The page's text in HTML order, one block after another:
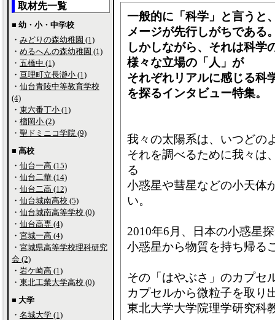
一般的に「科学」と言うと
メージが先行しがちであ
しかしながら、それは科学
様々な立場の「人」が
それぞれリアルに感じる科
を探るインタビュー特集。
我々の太陽系は、いつどの
それを調べるために我々は
る
小惑星や彗星などの小天体
い。
2010年6月、日本の小惑星
小惑星から物質を持ち帰る
その「はやぶさ」のカプセ
カプセルから微粒子を取り
東北大学大学院理学研究科
取材先一覧
■ 幼・小・中学校
・ みどりの森幼稚園 (1)
・ めるへんの森幼稚園 (1)
・ 五橋中 (1)
・ 亘理町立長瀞小 (1)
・ 仙台青陵中等教育学校
(4)
・ 東六番丁小 (1)
・ 榴岡小 (2)
・ 聖ドミニコ学院 (9)
■ 高校
・ 仙台一高 (15)
・ 仙台二華 (14)
・ 仙台二高 (12)
・ 仙台城南高校 (5)
・ 仙台城南高等学校 (0)
・ 仙台高専 (4)
・ 宮城一高 (4)
・ 宮城県高等学校理科研究
会 (2)
・ 岩ケ崎高 (1)
・ 東北工業大学高校 (0)
■ 大学
・ 名城大学 (1)